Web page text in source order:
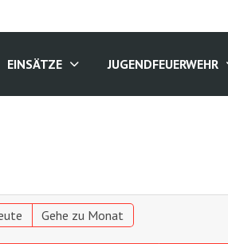
EINSÄTZE JUGENDFEUERWEHR
Gehe zu Monat